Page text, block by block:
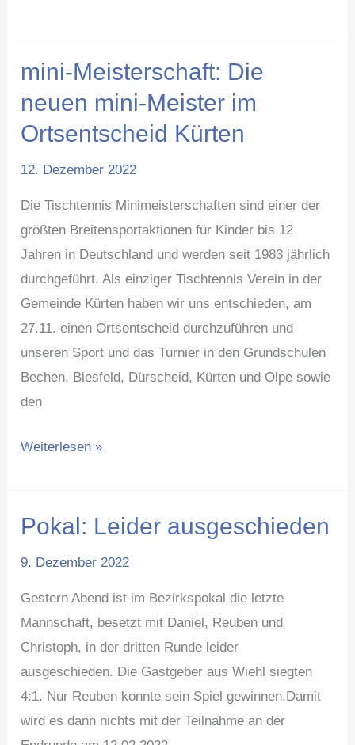
mini-Meisterschaft: Die
neuen mini-Meister im
Ortsentscheid Kürten
12. Dezember 2022
Die Tischtennis Minimeisterschaften sind einer der
größten Breitensportaktionen für Kinder bis 12
Jahren in Deutschland und werden seit 1983 jährlich
durchgeführt. Als einziger Tischtennis Verein in der
Gemeinde Kürten haben wir uns entschieden, am
27.11. einen Ortsentscheid durchzuführen und
unseren Sport und das Turnier in den Grundschulen
Bechen, Biesfeld, Dürscheid, Kürten und Olpe sowie
den
mini-
neuen
mini-
Ortsentscheid
Weiterlesen »
Pokal: Leider ausgeschieden
9. Dezember 2022
Gestern Abend ist im Bezirkspokal die letzte
Mannschaft, besetzt mit Daniel, Reuben und
Christoph, in der dritten Runde leider
ausgeschieden. Die Gastgeber aus Wiehl siegten
4:1. Nur Reuben konnte sein Spiel gewinnen.Damit
wird es dann nichts mit der Teilnahme an der
Pokal:
ausgeschieden